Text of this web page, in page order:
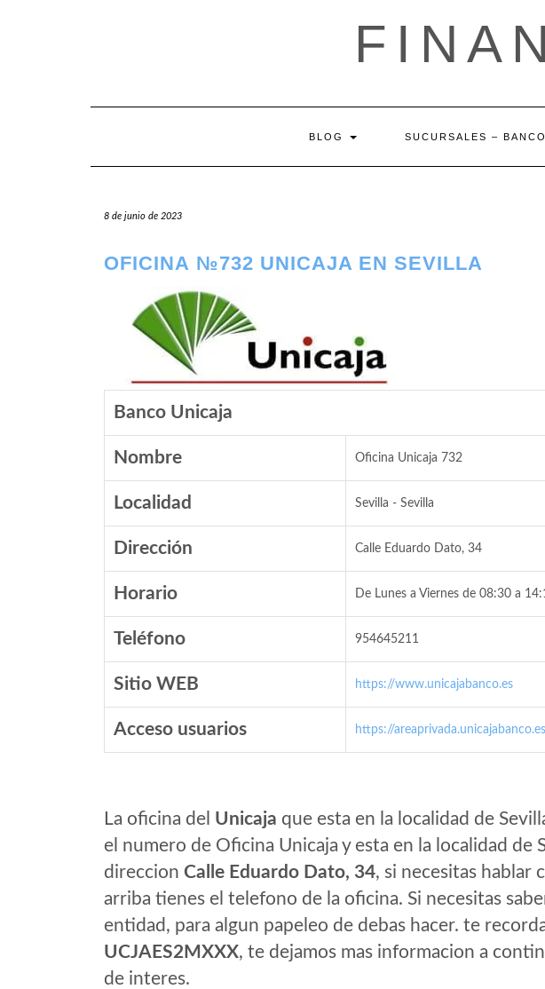
BLOG SUCURSALES –
8 de junio de 2023
OFICINA №732 UNICAJA EN SEVILLA
Banco Unicaja
Nombre Oficina Unicaja 732
Localidad Sevilla - Sevilla
Dirección Calle Eduardo Dato, 34
Horario De Lunes a Viernes de 08:30 a
Teléfono 954645211
Sitio WEB https://www.unicajabanco.es
Acceso usuarios https://areaprivada.unicajabanco.es
La oficina del Unicaja que esta en la localidad de
el numero de Oficina Unicaja y esta en la localidad de
direccion Calle Eduardo Dato, 34, si necesitas hablar
arriba tienes el telefono de la oficina. Si necesitas
entidad, para algun papeleo de debas hacer. te
UCJAES2MXXX, te dejamos mas informacion a
de interes.